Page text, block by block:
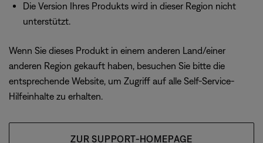
Die Version Ihres Produkts wird in dieser Region nicht
unterstützt.
Wenn Sie dieses Produkt in einem anderen Land/einer
anderen Region gekauft haben, besuchen Sie bitte die
entsprechende Website, um Zugriff auf alle Self-Service-
Hilfeinhalte zu erhalten.
ZUR SUPPORT-HOMEPAGE